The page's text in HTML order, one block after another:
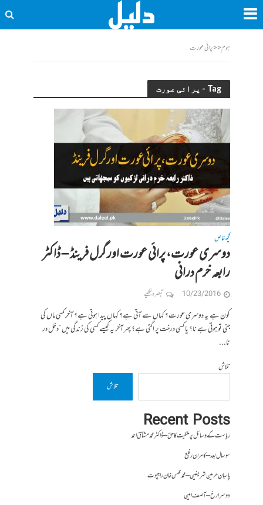
ہوم<<پرائی عورت
Tag - پرائی عورت
کچھ خاص
دوسری عورت، پرائی عورت اور گرل فرینڈ – ڈاکٹر
رابعہ خرم درانی
10/23/2016 تبصرہ لکھیے
کون ہے یہ دوسری عورت؟ کہاں سے آتی ہے؟ کہاں پیدا ہوتی ہے؟ آخر کسی ماں کی
جنی تو ہوتی ہے نا؟ یا کسی درخت پر اگتی ہے؟ پھر آخر یہ کیسے کسی کی زندگی میں ”دخل در
نا...
تلاش
تلاش
Recent Posts
ریاست کے وسائل پر ملکیت کا حق – ڈاکٹر محمد مشتاق احمد
سو سال بعد – کامران رفیع
پاسبانِ حرمین شریفین – محمد محسن خان راجپوت
دوسرا رخ – آصف امین